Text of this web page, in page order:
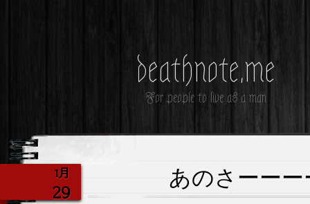
deathnote.me
For people to live as a man
1月
29
あのさーーー